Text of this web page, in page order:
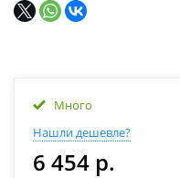
Много
Нашли дешевле?
6 454 р.